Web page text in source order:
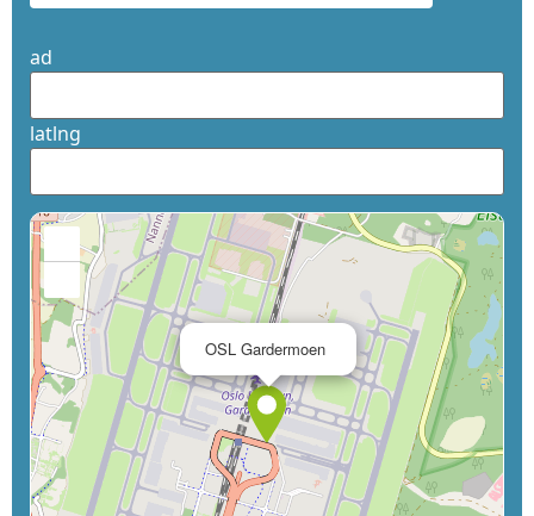
ad
latlng
OSL Gardermoen